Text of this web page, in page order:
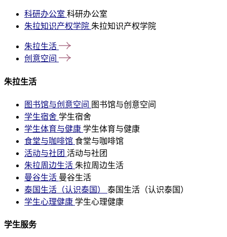
科研办公室 科研办公室
朱拉知识产权学院 朱拉知识产权学院
朱拉生活
创意空间
朱拉生活
图书馆与创意空间 图书馆与创意空间
学生宿舍 学生宿舍
学生体育与健康 学生体育与健康
食堂与咖啡馆 食堂与咖啡馆
活动与社团 活动与社团
朱拉周边生活 朱拉周边生活
曼谷生活 曼谷生活
泰国生活（认识泰国） 泰国生活（认识泰国）
学生心理健康 学生心理健康
学生服务